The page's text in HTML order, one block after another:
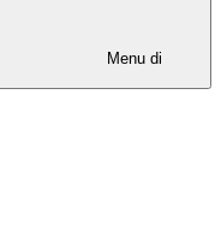
Menu di